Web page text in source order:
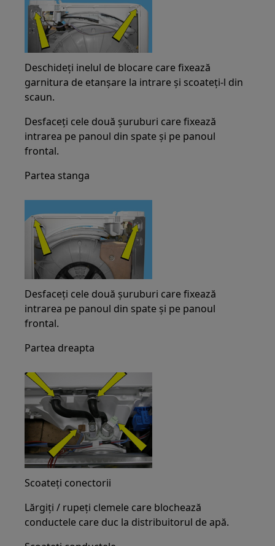
Deschideți inelul de blocare care fixează
garnitura de etanșare la intrare și scoateți-l din
scaun.
Desfaceți cele două șuruburi care fixează
intrarea pe panoul din spate și pe panoul
frontal.
Partea stanga
Desfaceți cele două șuruburi care fixează
intrarea pe panoul din spate și pe panoul
frontal.
Partea dreapta
Scoateți conectorii
Lărgiți / rupeți clemele care blochează
conductele care duc la distribuitorul de apă.